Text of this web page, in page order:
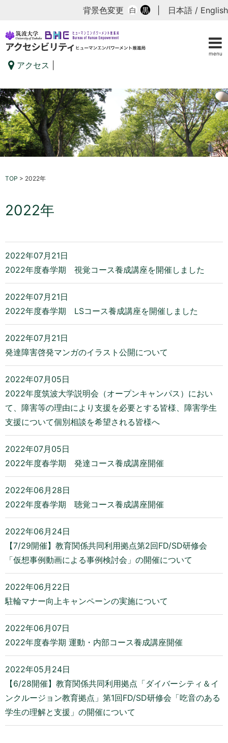
menu
背景色変更 白 黒 日本語 / English
アクセス
TOP > 2022年
2022年
2022年07月21日
2022年度春学期 視覚コース養成講座を開催しました
2022年07月21日
2022年度春学期 LSコース養成講座を開催しました
2022年07月21日
発達障害啓発マンガのイラスト公開について
2022年07月05日
2022年度筑波大学説明会（オープンキャンパス）におい
て、障害等の理由により支援を必要とする皆様、障害学生
支援について個別相談を希望される皆様へ
2022年07月05日
2022年度春学期 発達コース養成講座開催
2022年06月28日
2022年度春学期 聴覚コース養成講座開催
2022年06月24日
【7/29開催】教育関係共同利用拠点第2回FD/SD研修会
「仮想事例動画による事例検討会」の開催について
2022年06月22日
駐輪マナー向上キャンペーンの実施について
2022年06月07日
2022年度春学期 運動・内部コース養成講座開催
2022年05月24日
【6/28開催】教育関係共同利用拠点「ダイバーシティ＆イ
ンクルージョン教育拠点」第1回FD/SD研修会「吃音のある
学生の理解と支援」の開催について